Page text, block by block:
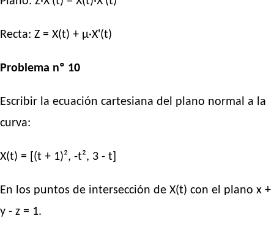
Recta: Z = X(t) + μ·X'(t)
Problema nº 10
Escribir la ecuación cartesiana del plano normal a la
curva:
X(t) = [(t + 1)², -t², 3 - t]
En los puntos de intersección de X(t) con el plano x +
y - z = 1.